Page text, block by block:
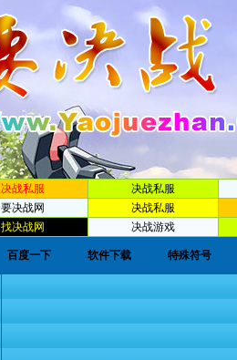
决战私服
决战私服
要决战网
决战私服
找决战网 决战游戏
百度一下 软件下载 特殊符号